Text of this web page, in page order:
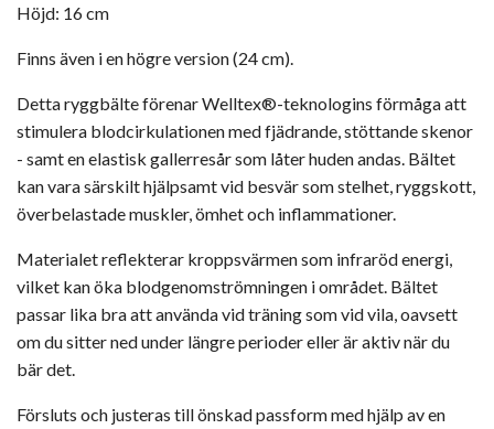
Höjd: 16 cm
Finns även i en högre version (24 cm).
Detta ryggbälte förenar Welltex®-teknologins förmåga att
stimulera blodcirkulationen med fjädrande, stöttande skenor
- samt en elastisk gallerresår som låter huden andas. Bältet
kan vara särskilt hjälpsamt vid besvär som stelhet, ryggskott,
överbelastade muskler, ömhet och inflammationer.
Materialet reflekterar kroppsvärmen som infraröd energi,
vilket kan öka blodgenomströmningen i området. Bältet
passar lika bra att använda vid träning som vid vila, oavsett
om du sitter ned under längre perioder eller är aktiv när du
bär det.
Försluts och justeras till önskad passform med hjälp av en